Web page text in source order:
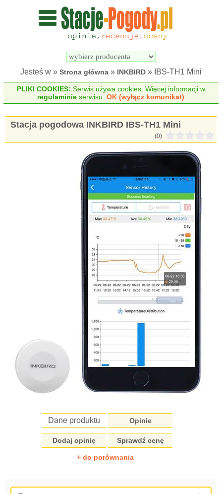
Wyszukiwarka
pogodowych
Jesteś w » Strona główna » INKBIRD » IBS-TH1 Mini
PLIKI COOKIES: Serwis używa cookies. Więcej informacji w
regulaminie serwisu.OK (wyłącz komunikat)
Stacja pogodowa INKBIRD IBS-TH1 Mini
(0)
Dane produktu Opinie
Dodaj opinię Sprawdź cenę
+ do porównania